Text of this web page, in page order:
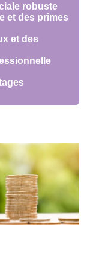
robuste
et des primes
et des